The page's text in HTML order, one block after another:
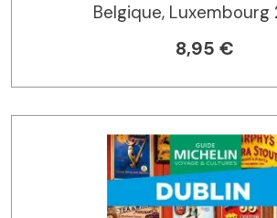
Belgique, Luxembourg
8,95 €